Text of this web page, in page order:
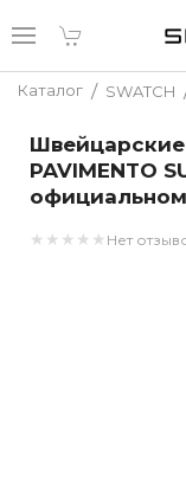
Каталог / SWATCH
PAVIMENTO
★ ★ ★ ★ ★ Нет